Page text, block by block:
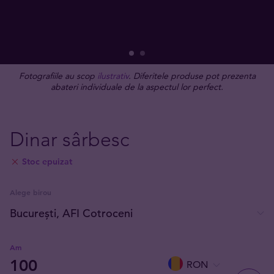
Fotografiile au scop ilustrativ. Diferitele produse pot prezenta
abateri individuale de la aspectul lor perfect.
Dinar sârbesc
Stoc epuizat
Alege birou
Am
RON